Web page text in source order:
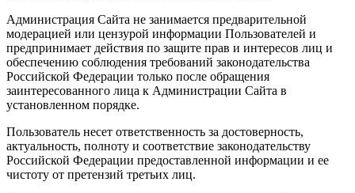
Администрация Сайта не занимается предварительной
модерацией или цензурой информации Пользователей и
предпринимает действия по защите прав и интересов лиц и
обеспечению соблюдения требований законодательства
Российской Федерации только после обращения
заинтересованного лица к Администрации Сайта в
установленном порядке.
Пользователь несет ответственность за достоверность,
актуальность, полноту и соответствие законодательству
Российской Федерации предоставленной информации и ее
чистоту от претензий третьих лиц.